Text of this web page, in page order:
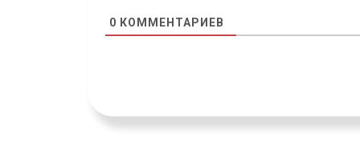
0 КОММЕНТАРИЕВ